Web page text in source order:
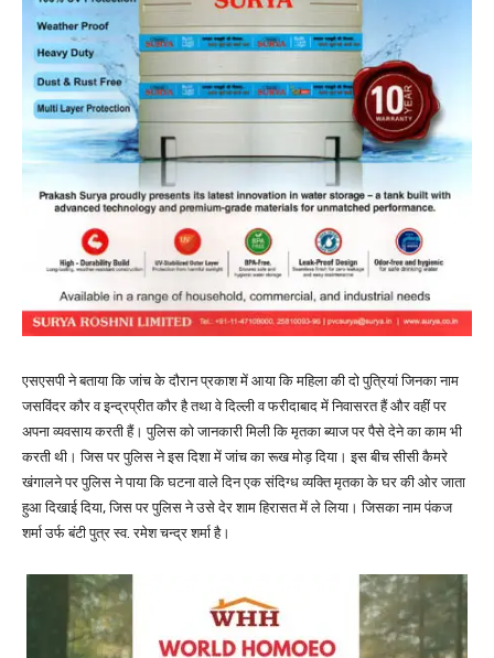
एसएसपी ने बताया कि जांच के दौरान प्रकाश में आया कि महिला की दो पुत्रियां जिनका नाम
जसविंदर कौर व इन्द्रप्रीत कौर है तथा वे दिल्ली व फरीदाबाद में निवासरत हैं और वहीं पर
अपना व्यवसाय करती हैं। पुलिस को जानकारी मिली कि मृतका ब्याज पर पैसे देने का काम भी
करती थी। जिस पर पुलिस ने इस दिशा में जांच का रूख मोड़ दिया। इस बीच सीसी कैमरे
खंगालने पर पुलिस ने पाया कि घटना वाले दिन एक संदिग्ध व्यक्ति मृतका के घर की ओर जाता
हुआ दिखाई दिया, जिस पर पुलिस ने उसे देर शाम हिरासत में ले लिया। जिसका नाम पंकज
शर्मा उर्फ बंटी पुत्र स्व. रमेश चन्द्र शर्मा है।